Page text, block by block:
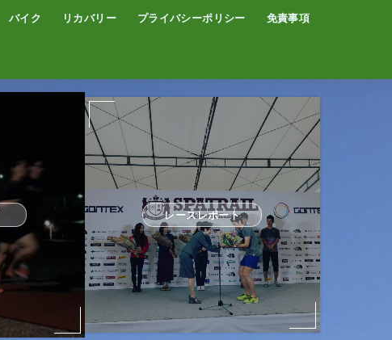
バイク リカバリー プライバシーポリシー 免責事項
レースレポート